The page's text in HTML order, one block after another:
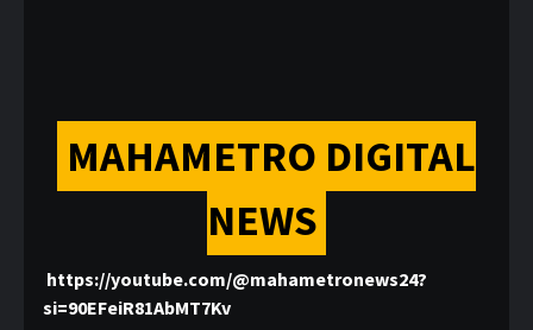
MAHAMETRO DIGITAL
NEWS
https://youtube.com/@mahametronews24?
si=90EFeiR81AbMT7Kv